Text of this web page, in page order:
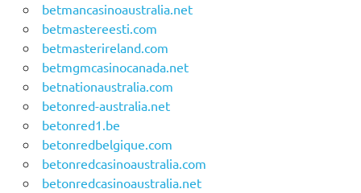
betmancasinoaustralia.net
betmastereesti.com
betmasterireland.com
betmgmcasinocanada.net
betnationaustralia.com
betonred-australia.net
betonred1.be
betonredbelgique.com
betonredcasinoaustralia.com
betonredcasinoaustralia.net